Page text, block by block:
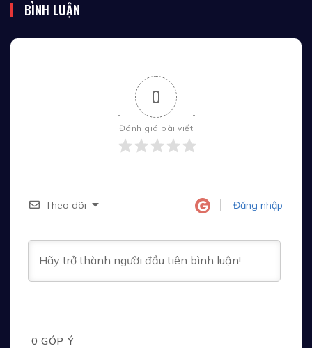
BÌNH LUẬN
0
Đánh giá bài viết
Theo dõi Đăng nhập
0 GÓP Ý